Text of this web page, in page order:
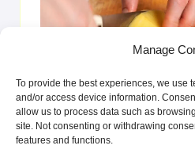
Manage
To provide the best experiences, we use
and/or access device information.
allow us to process data such as
site. Not consenting or withdrawing
features and functions.
00:00
La deg inspirere av oppskrifter
og styrke i hverdagen. Enten du er